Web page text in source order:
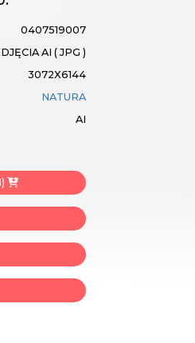
0407519007
AI ( JPG )
3072X6144
NATURA
AI